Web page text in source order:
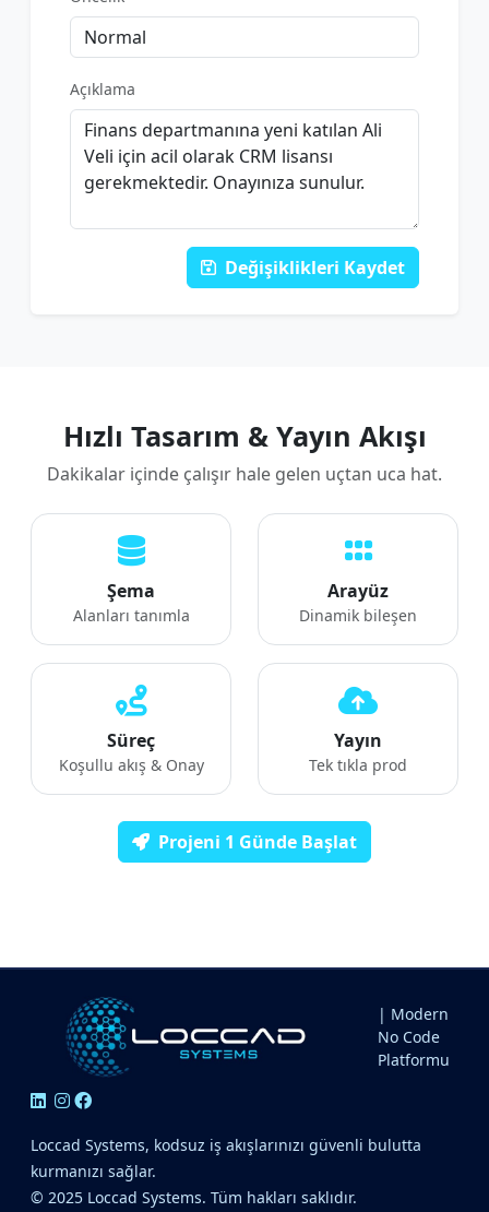
Açıklama
Değişiklikleri Kaydet
Hızlı Tasarım & Yayın Akışı
Dakikalar içinde çalışır hale gelen uçtan uca hat.
Şema
Alanları tanımla
Arayüz
Dinamik bileşen
Süreç
Koşullu akış & Onay
Yayın
Tek tıkla prod
Projeni 1 Günde Başlat
| Modern
No Code
Platformu
Loccad Systems, kodsuz iş akışlarınızı güvenli bulutta
kurmanızı sağlar.
© 2025 Loccad Systems. Tüm hakları saklıdır.